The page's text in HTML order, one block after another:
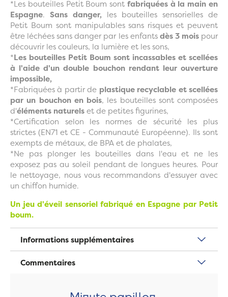
*Les bouteilles Petit Boum sont fabriquées à la main en
Espagne. Sans danger, les bouteilles sensorielles de
Petit Boum sont manipulables sans risques et peuvent
être léchées sans danger par les enfantsdès 3 moispour
découvrir les couleurs, la lumière et les sons,
*Les bouteilles Petit Boum sont incassables et scellées
à l'aide d'un double bouchon rendant leur ouverture
impossible,
*Fabriquées à partir de plastique recyclable et scellées
par un bouchon en bois, les bouteilles sont composées
d'éléments naturelset de petites figurines,
*Certification selon les normes de sécurité les plus
strictes (EN71 et CE - Communauté Européenne). Ils sont
exempts de métaux, de BPA et de phalates,
*Ne pas plonger les bouteilles dans l'eau et ne les
exposez pas au soleil pendant de longues heures. Pour
le nettoyage, nous vous recommandons d'essuyer avec
un chiffon humide.
Un jeu d'éveil sensoriel fabriqué en Espagne par Petit
boum.
Informations supplémentaires
Commentaires